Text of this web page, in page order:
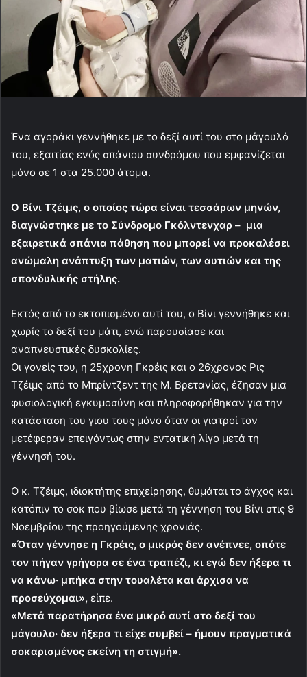
Ένα αγοράκι γεννήθηκε με το δεξί αυτί του στο μάγουλό
του, εξαιτίας ενός σπάνιου συνδρόμου που εμφανίζεται
μόνο σε 1 στα 25.000 άτομα.
Ο Βίνι Τζέιμς, ο οποίος τώρα είναι τεσσάρων μηνών,
διαγνώστηκε με το Σύνδρομο Γκόλντενχαρ – μια
εξαιρετικά σπάνια πάθηση που μπορεί να προκαλέσει
ανώμαλη ανάπτυξη των ματιών, των αυτιών και της
σπονδυλικής στήλης.
Εκτός από το εκτοπισμένο αυτί του, ο Βίνι γεννήθηκε και
χωρίς το δεξί του μάτι, ενώ παρουσίασε και
αναπνευστικές δυσκολίες.
Οι γονείς του, η 25χρονη Γκρέις και ο 26χρονος Ρις
Τζέιμς από το Μπρίντζεντ της Μ. Βρετανίας, έζησαν μια
φυσιολογική εγκυμοσύνη και πληροφορήθηκαν για την
κατάσταση του γιου τους μόνο όταν οι γιατροί τον
μετέφεραν επειγόντως στην εντατική λίγο μετά τη
γέννησή του.
Ο κ. Τζέιμς, ιδιοκτήτης επιχείρησης, θυμάται το άγχος και
κατόπιν το σοκ που βίωσε μετά τη γέννηση του Βίνι στις 9
Νοεμβρίου της προηγούμενης χρονιάς.
«Όταν γέννησε η Γκρέις, ο μικρός δεν ανέπνεε, οπότε
τον πήγαν γρήγορα σε ένα τραπέζι, κι εγώ δεν ήξερα τι
να κάνω· μπήκα στην τουαλέτα και άρχισα να
προσεύχομαι», είπε.
«Μετά παρατήρησα ένα μικρό αυτί στο δεξί του
μάγουλο· δεν ήξερα τι είχε συμβεί – ήμουν πραγματικά
σοκαρισμένος εκείνη τη στιγμή».